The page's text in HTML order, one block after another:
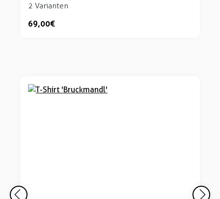
2 Varianten
69,00 €